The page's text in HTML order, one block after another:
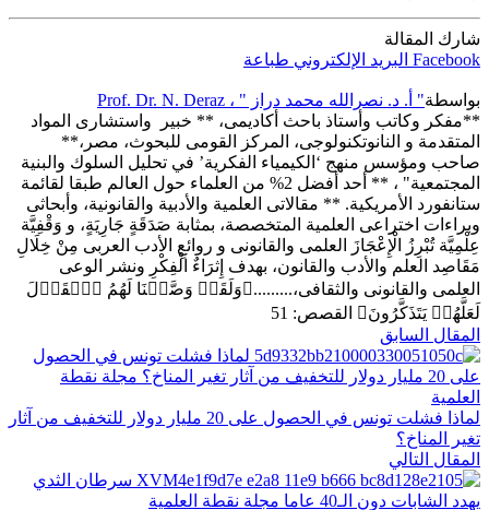
شارك المقالة
Facebook البريد الإلكتروني طباعة
بواسطة" أ. د. نصرالله محمد دراز " ، Prof. Dr. N. Deraz
**مفكر وكاتب وأستاذ باحث أكاديمى، ** خبير واستشارى المواد
المتقدمة و النانوتكنولوجى، المركز القومى للبحوث، مصر،**
صاحب ومؤسس منهج ‘الكيمياء الفكرية’ في تحليل السلوك والبنية
المجتمعية" ، ** أحد أفضل 2% من العلماء حول العالم طبقا لقائمة
ستانفورد الأمريكية. ** مقالاتى العلمية والأدبية والقانونية، وأبحاثى
وبراءات اختراعى العلمية المتخصصة، بمثابة صَدَقَةٍ جَارِيَةٍ، و وَقْفِيَّة
عِلْمِيَّة تُبْرِزُ الْإِعْجَازَ العلمى والقانونى و روائعِ الأدب العربى مِنْ خِلَالِ
مَقَاصِد العلم والأدب والقانون، بهدف إِثرَاءٌ الْفِكْرِ ونشر الوعى
العلمى والقانونى والثقافى،.........﴿وَلَقَدۡ وَصَّلۡنَا لَهُمُ ٱلۡقَوۡلَ
لَعَلَّهُمۡ يَتَذَكَّرُونَ﴾ القصص: 51
المقال السابق
لماذا فشلت تونس في الحصول على 20 مليار دولار للتخفيف من آثار
تغير المناخ؟
المقال التالي